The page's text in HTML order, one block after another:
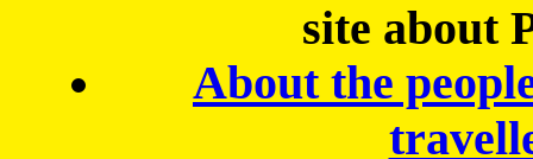
site about
About the